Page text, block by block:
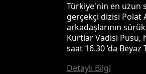
Türkiye'nin en uzun
gerçekçi dizisi Polat
arkadaşlarının
Kurtlar Vadisi Pusu,
saat 16.30 ’da Beyaz
Detaylı Bilgi